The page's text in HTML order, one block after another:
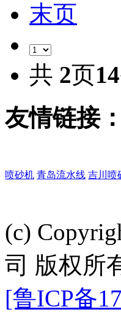
末页
共 2页14
友情链接：
喷砂机 青岛流水线 吉川喷
(c)
司 版权所
[鲁ICP备